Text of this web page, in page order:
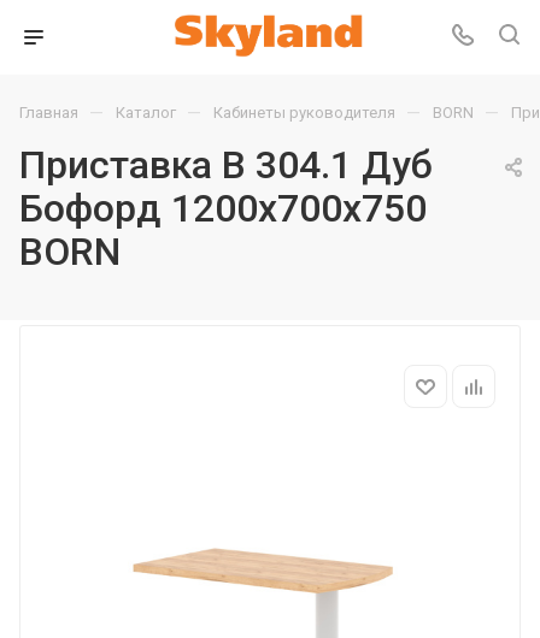
Главная — Каталог — Кабинеты руководителя — BORN —
Приставка B 304.1 Дуб
Бофорд 1200х700х750
BORN